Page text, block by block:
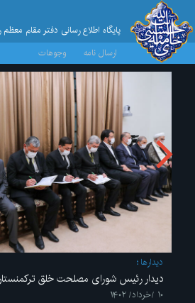
پایگاه اطلاع رسانی دفتر مقام
ارسال نامه
وجوهات
ديدارها
دیدار رئیس شورای مصلحت خلق
۱۰ /خرداد/ ۱۴۰۲